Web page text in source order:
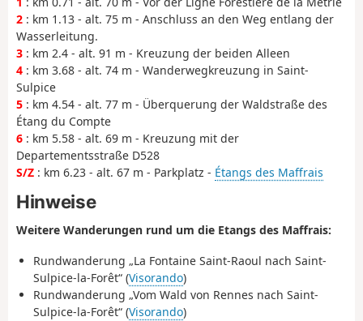
2 : km 1.13 - alt. 75 m - Anschluss an den Weg entlang der
Wasserleitung.
3 : km 2.4 - alt. 91 m - Kreuzung der beiden Alleen
4 : km 3.68 - alt. 74 m - Wanderwegkreuzung in Saint-
Sulpice
5 : km 4.54 - alt. 77 m - Überquerung der Waldstraße des
Étang du Compte
6 : km 5.58 - alt. 69 m - Kreuzung mit der
Departementsstraße D528
S/Z : km 6.23 - alt. 67 m - Parkplatz - Étangs des Maffrais
Hinweise
Weitere Wanderungen rund um die Etangs des Maffrais:
Rundwanderung „La Fontaine Saint-Raoul nach Saint-
Sulpice-la-Forêt“ (Visorando)
Rundwanderung „Vom Wald von Rennes nach Saint-
Sulpice-la-Forêt“ (Visorando)